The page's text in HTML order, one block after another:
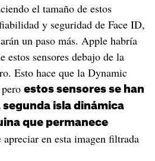
el tamaño de estos
y seguridad de Face ID,
un paso más. Apple habría
estos sensores debajo de la
Esto hace que la Dynamic
estos sensores se han
isla dinámica
que permanece
apreciar en esta imagen filtrada